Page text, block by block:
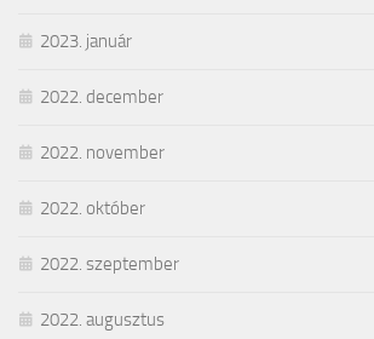
2023. január
2022. december
2022. november
2022. október
2022. szeptember
2022. augusztus